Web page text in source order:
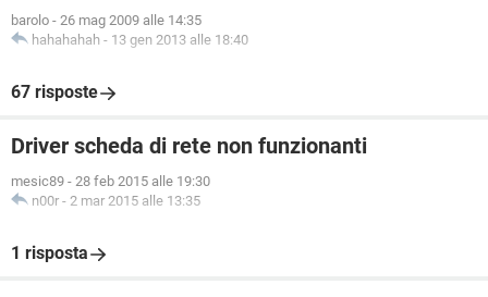
barolo - 26 mag 2009 alle 14:35
hahahahah - 13 gen 2013 alle 18:40
67 risposte
Driver scheda di rete non funzionanti
mesic89 - 28 feb 2015 alle 19:30
n00r - 2 mar 2015 alle 13:35
1 risposta